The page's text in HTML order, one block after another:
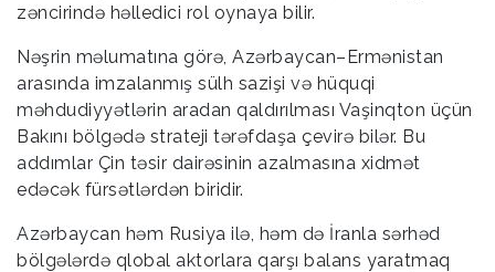
zəncirində həlledici rol oynaya bilir.
Nəşrin məlumatına görə, Azərbaycan–Ermənistan
arasında imzalanmış sülh sazişi və hüquqi
məhdudiyyətlərin aradan qaldırılması Vaşinqton üçün
Bakını bölgədə strateji tərəfdaşa çevirə bilər. Bu
addımlar Çin təsir dairəsinin azalmasına xidmət
edəcək fürsətlərdən biridir.
Azərbaycan həm Rusiya ilə, həm də İranla sərhəd
bölgələrdə qlobal aktorlara qarşı balans yaratmaq